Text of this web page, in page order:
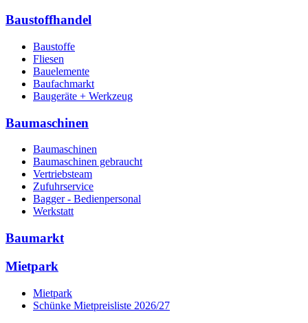
Baustoffhandel
Baustoffe
Fliesen
Bauelemente
Baufachmarkt
Baugeräte + Werkzeug
Baumaschinen
Baumaschinen
Baumaschinen gebraucht
Vertriebsteam
Zufuhrservice
Bagger - Bedienpersonal
Werkstatt
Baumarkt
Mietpark
Mietpark
Schünke Mietpreisliste 2026/27